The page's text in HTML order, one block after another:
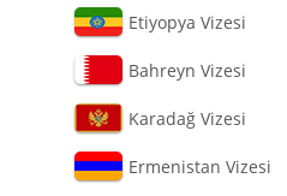
Etiyopya Vizesi
Bahreyn Vizesi
Karadağ Vizesi
Ermenistan Vizesi